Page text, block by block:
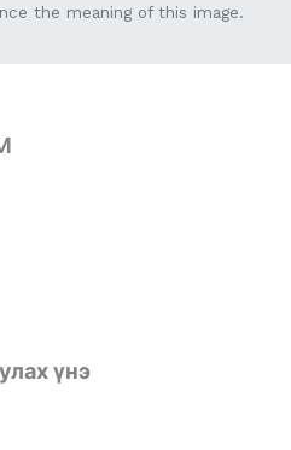
the meaning of this image.
үнэ